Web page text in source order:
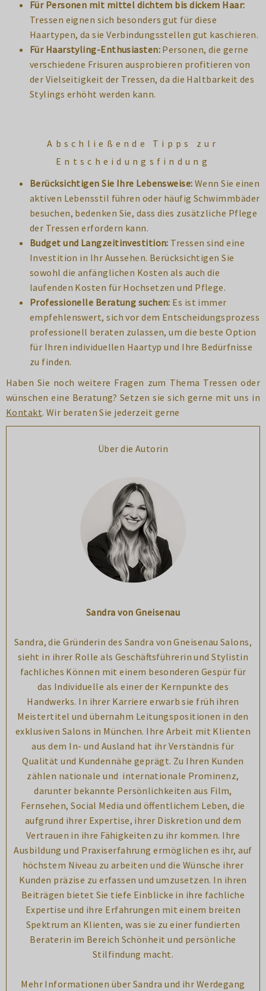
Für Personen mit mittel dichtem bis dickem Haar:
Tressen eignen sich besonders gut für diese
Haartypen, da sie Verbindungsstellen gut kaschieren.
Für Haarstyling-Enthusiasten: Personen, die gerne
verschiedene Frisuren ausprobieren profitieren von
der Vielseitigkeit der Tressen, da die Haltbarkeit des
Stylings erhöht werden kann.
Abschließende Tipps zur
Entscheidungsfindung
Berücksichtigen Sie Ihre Lebensweise: Wenn Sie einen
aktiven Lebensstil führen oder häufig Schwimmbäder
besuchen, bedenken Sie, dass dies zusätzliche Pflege
der Tressen erfordern kann.
Budget und Langzeitinvestition: Tressen sind eine
Investition in Ihr Aussehen. Berücksichtigen Sie
sowohl die anfänglichen Kosten als auch die
laufenden Kosten für Hochsetzen und Pflege.
Professionelle Beratung suchen: Es ist immer
empfehlenswert, sich vor dem Entscheidungsprozess
professionell beraten zulassen, um die beste Option
für Ihren individuellen Haartyp und Ihre Bedürfnisse
zu finden.
Haben Sie noch weitere Fragen zum Thema Tressen oder
wünschen eine Beratung? Setzen sie sich gerne mit uns in
Kontakt. Wir beraten Sie jederzeit gerne
Über die Autorin
Sandra von Gneisenau
Sandra, die Gründerin des Sandra von Gneisenau Salons,
sieht in ihrer Rolle als Geschäftsführerin und Stylistin
fachliches Können mit einem besonderen Gespür für
das Individuelle als einer der Kernpunkte des
Handwerks. In ihrer Karriere erwarb sie früh ihren
Meistertitel und übernahm Leitungspositionen in den
exklusiven Salons in München. Ihre Arbeit mit Klienten
aus dem In- und Ausland hat ihr Verständnis für
Qualität und Kundennähe geprägt. Zu Ihren Kunden
zählen nationale und internationale Prominenz,
darunter bekannte Persönlichkeiten aus Film,
Fernsehen, Social Media und öffentlichem Leben, die
aufgrund ihrer Expertise, ihrer Diskretion und dem
Vertrauen in ihre Fähigkeiten zu ihr kommen. Ihre
Ausbildung und Praxiserfahrung ermöglichen es ihr, auf
höchstem Niveau zu arbeiten und die Wünsche ihrer
Kunden präzise zu erfassen und umzusetzen. In ihren
Beiträgen bietet Sie tiefe Einblicke in ihre fachliche
Expertise und ihre Erfahrungen mit einem breiten
Spektrum an Klienten, was sie zu einer fundierten
Beraterin im Bereich Schönheit und persönliche
Stilfindung macht.
Mehr Informationen über Sandra und ihr Werdegang